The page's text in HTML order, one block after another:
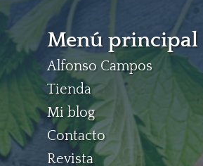
Menú principal
Alfonso Campos
Tienda
Mi blog
Contacto
Revista